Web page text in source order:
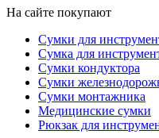
На сайте покупают
Сумки для
Сумка для
Сумки кондуктора
Сумки
Сумки монтажника
Медицинские сумки
Рюкзак для